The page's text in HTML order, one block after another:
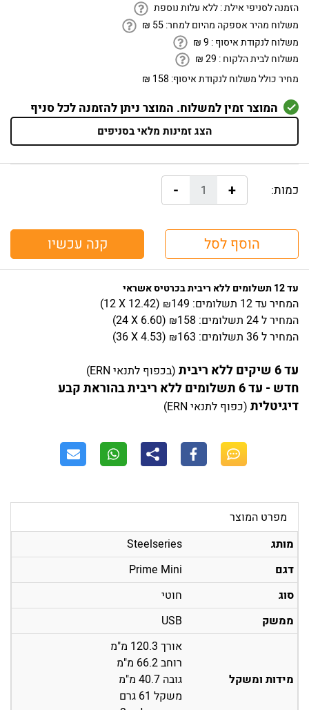
הזמנה לסניפי אילת :ללא עלות נוספת
משלוח מהיר אספקה מהיום למחר:
₪ 55
משלוח לנקודת איסוף :
₪9
משלוח לבית הלקוח :
₪29
מחיר כולל משלוח לנקודת איסוף: 158 ₪
המוצר זמין למשלוח. המוצר ניתן להזמנה לכל סניף
הצג זמינות מלאי בסניפים
כמות: +
-
הוסף לסל קנה עכשיו
עד 12 תשלומים ללא ריבית בכרטיס אשראי
המחיר עד 12 תשלומים: ₪149
(12 X 12.42)
המחירל 24 תשלומים: ₪158
(24 X 6.60)
המחירל 36 תשלומים: ₪163
(36 X4.53)
עד 6 שיקים ללא ריבית (בכפוף לתנאי ERN)
חדש - עד 6 תשלומים ללא ריבית בהוראת קבע
דיגיטלית (כפוף לתנאי ERN)
מפרט המוצר
מותג
Steelseries
דגם
Prime Mini
סוג
חוטי
ממשק
USB
מידות ומשקל
אורך 120.3 מ"מ
רוחב 66.2 מ"מ
גובה 40.7 מ"מ
משקל 61 גרם